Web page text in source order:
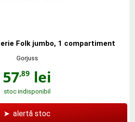
Folk jumbo, 1 compartiment
Gorjuss
57,89 lei
stoc indisponibil
➤ alertă stoc